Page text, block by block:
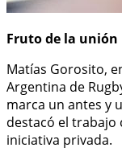
Fruto de la unión
Matías Gorosito,
Argentina de
marca un antes y
destacó el trabajo
iniciativa privada.